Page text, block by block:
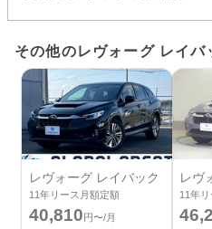
その他のレヴォーグ レイバ
レヴォーグ レイバック
11年リース月額定額
40,810円〜/月
レヴ
11年